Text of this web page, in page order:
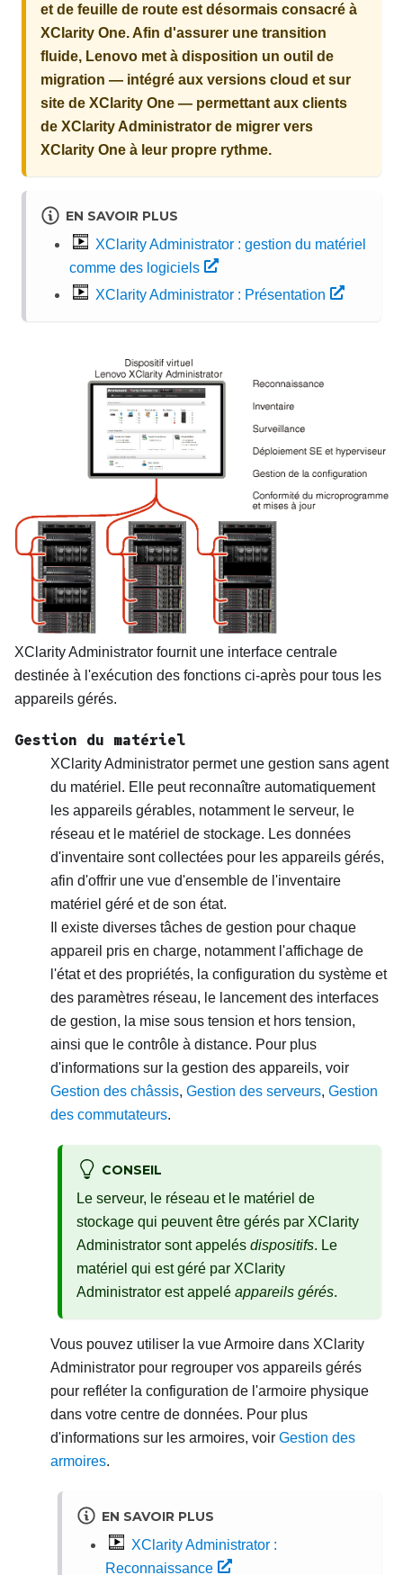
et de feuille de route est désormais consacré à
XClarity One. Afin d'assurer une transition
fluide, Lenovo met à disposition un outil de
migration — intégré aux versions cloud et sur
site de XClarity One — permettant aux clients
de XClarity Administrator de migrer vers
XClarity One à leur propre rythme.
EN SAVOIR PLUS
XClarity Administrator : gestion du matériel
comme des logiciels
XClarity Administrator : Présentation
XClarity Administrator fournit une interface centrale
destinée à l'exécution des fonctions ci-après pour tous les
appareils gérés.
Gestion du matériel
XClarity Administrator permet une gestion sans agent
du matériel. Elle peut reconnaître automatiquement
les appareils gérables, notamment le serveur, le
réseau et le matériel de stockage. Les données
d'inventaire sont collectées pour les appareils gérés,
afin d'offrir une vue d'ensemble de l'inventaire
matériel géré et de son état.
Il existe diverses tâches de gestion pour chaque
appareil pris en charge, notamment l'affichage de
l'état et des propriétés, la configuration du système et
des paramètres réseau, le lancement des interfaces
de gestion, la mise sous tension et hors tension,
ainsi que le contrôle à distance. Pour plus
d'informations sur la gestion des appareils, voir
Gestion des châssis, Gestion des serveurs, Gestion
des commutateurs.
CONSEIL
Le serveur, le réseau et le matériel de
stockage qui peuvent être gérés par XClarity
Administrator sont appelés dispositifs. Le
matériel qui est géré par XClarity
Administrator est appelé appareils gérés.
Vous pouvez utiliser la vue Armoire dans XClarity
Administrator pour regrouper vos appareils gérés
pour refléter la configuration de l'armoire physique
dans votre centre de données. Pour plus
d'informations sur les armoires, voir Gestion des
armoires.
EN SAVOIR PLUS
XClarity Administrator :
Reconnaissance